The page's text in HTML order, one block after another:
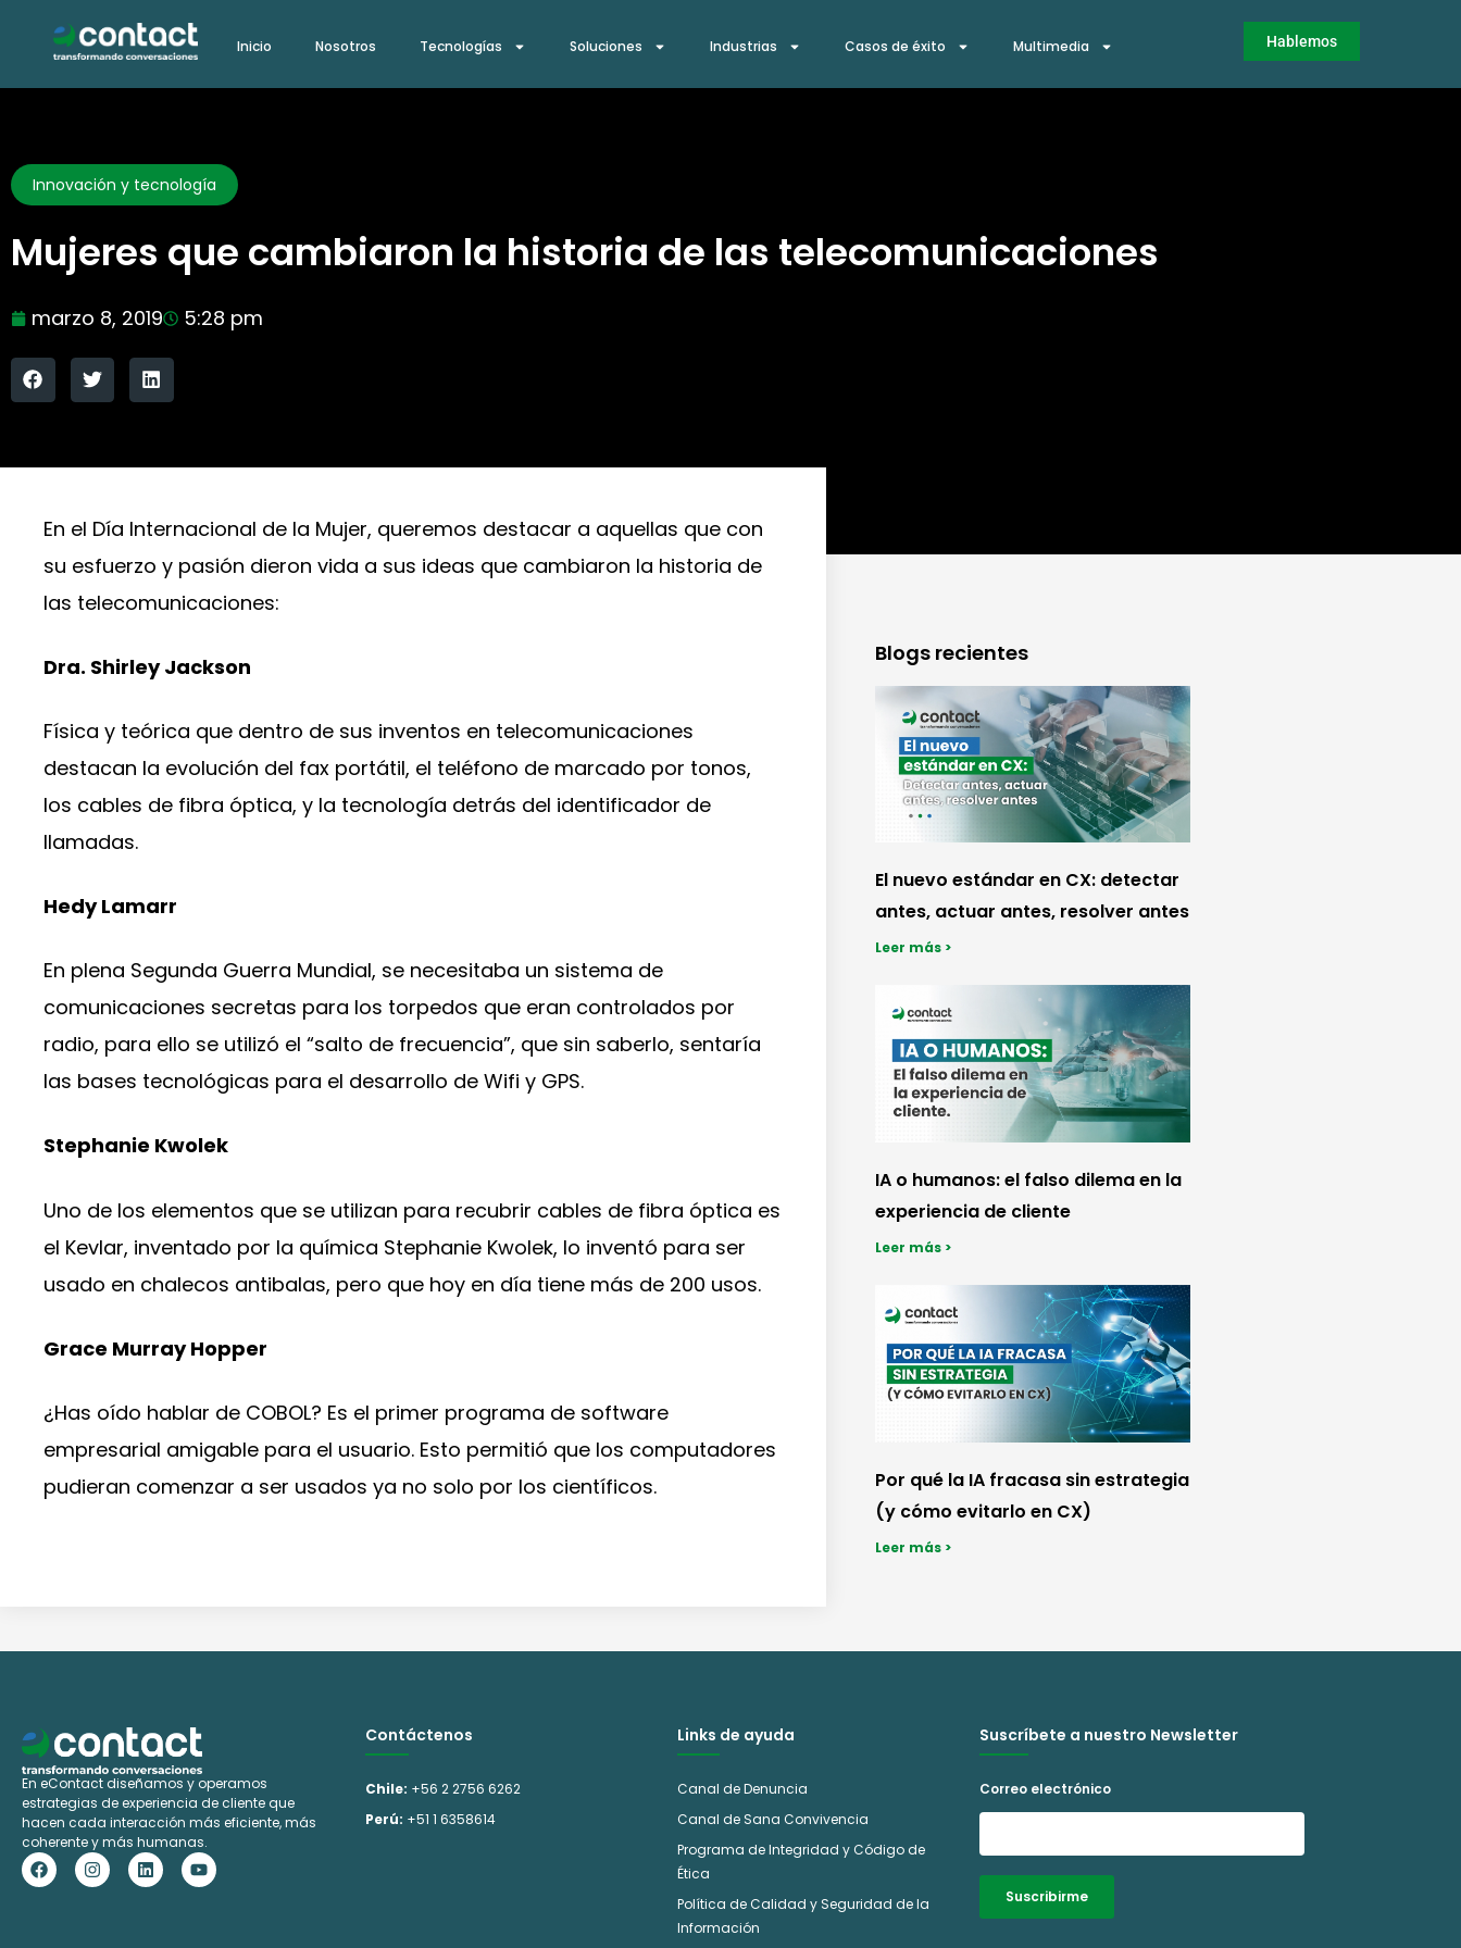
contenido
Inicio Nosotros Tecnologías Soluciones Industrias Casos de éxito Multimedia Hablemos
Innovación y tecnología
Mujeres que cambiaron la historia de las telecomunicaciones
marzo 8, 2019 5:28 pm
En el Día Internacional de la Mujer, queremos destacar a aquellas que con
su esfuerzo y pasión dieron vida a sus ideas que cambiaron la historia de
las telecomunicaciones:
Dra. Shirley Jackson
Física y teórica que dentro de sus inventos en telecomunicaciones
destacan la evolución del fax portátil, el teléfono de marcado por tonos,
los cables de fibra óptica, y la tecnología detrás del identificador de
llamadas.
Hedy Lamarr
En plena Segunda Guerra Mundial, se necesitaba un sistema de
comunicaciones secretas para los torpedos que eran controlados por
radio, para ello se utilizó el “salto de frecuencia”, que sin saberlo, sentaría
las bases tecnológicas para el desarrollo de Wifi y GPS.
Stephanie Kwolek
Uno de los elementos que se utilizan para recubrir cables de fibra óptica es
el Kevlar, inventado por la química Stephanie Kwolek, lo inventó para ser
usado en chalecos antibalas, pero que hoy en día tiene más de 200 usos.
Grace Murray Hopper
¿Has oído hablar de COBOL? Es el primer programa de software
empresarial amigable para el usuario. Esto permitió que los computadores
pudieran comenzar a ser usados ya no solo por los científicos.
Blogs recientes
El nuevo estándar en CX: detectar
antes, actuar antes, resolver antes
Leer más >
IA o humanos: el falso dilema en la
experiencia de cliente
Leer más >
Por qué la IA fracasa sin estrategia
(y cómo evitarlo en CX)
Leer más >
En eContact diseñamos y operamos
estrategias de experiencia de cliente que
hacen cada interacción más eficiente, más
coherente y más humanas.
F
a
c
I
n
s
L
i
n
Y
o
u
Contáctenos
Chile: +56 2 2756 6262
Perú: +51 1 6358614
Links de ayuda
Canal de Denuncia
Canal de Sana Convivencia
Programa de Integridad y Código de
Ética
Política de Calidad y Seguridad de la
Información
Suscríbete a nuestro Newsletter
Correo electrónico
Suscribirme